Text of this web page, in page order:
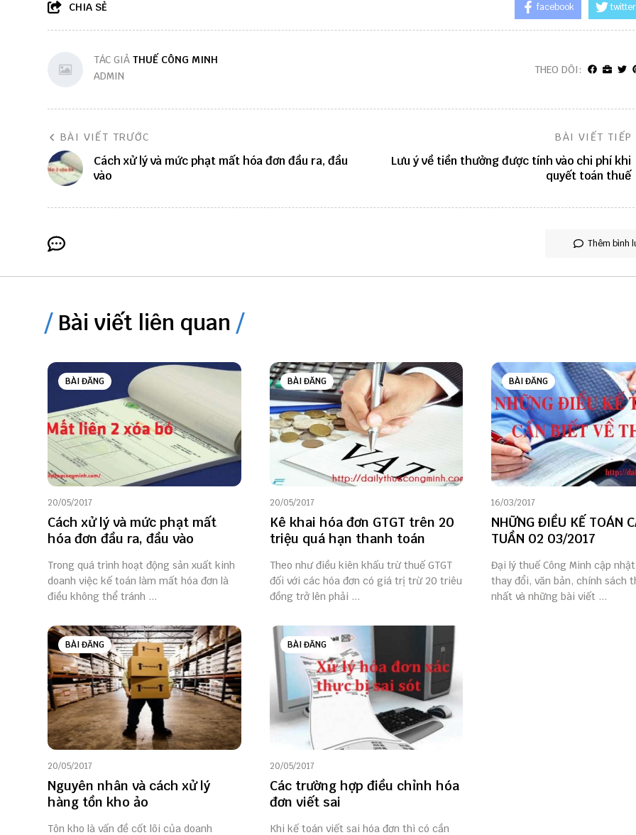
CHIA SẺ facebook twitter
TÁC GIẢ THUẾ CÔNG MINH
ADMIN
THEO DÕI:
BÀI VIẾT TRƯỚC
Cách xử lý và mức phạt mất hóa đơn đầu ra, đầu
vào
BÀI VIẾT TIẾP
Lưu ý về tiền thưởng được tính vào chi phí khi
quyết toán thuế
Thêm bình
Bài viết liên quan
BÀI ĐĂNG
20/05/2017
Cách xử lý và mức phạt mất
hóa đơn đầu ra, đầu vào
Trong quá trình hoạt động sản xuất kinh
doanh việc kế toán làm mất hóa đơn là
điều không thể tránh ...
BÀI ĐĂNG
20/05/2017
Kê khai hóa đơn GTGT trên 20
triệu quá hạn thanh toán
Theo như điều kiên khấu trừ thuế GTGT
đối với các hóa đơn có giá trị trừ 20 triêu
đồng trở lên phải ...
BÀI ĐĂNG
16/03/2017
NHỮNG ĐIỀU KẾ TOÁN
TUẦN 02 03/2017
Đại lý thuế Công Minh cập
thay đổi, văn bản, chính sách
nhất và những bài viết ...
BÀI ĐĂNG
20/05/2017
Nguyên nhân và cách xử lý
hàng tồn kho ảo
Tôn kho là vấn đề cốt lõi của doanh
BÀI ĐĂNG
20/05/2017
Các trường hợp điều chỉnh hóa
đơn viết sai
Khi kế toán viết sai hóa đơn thì có cần